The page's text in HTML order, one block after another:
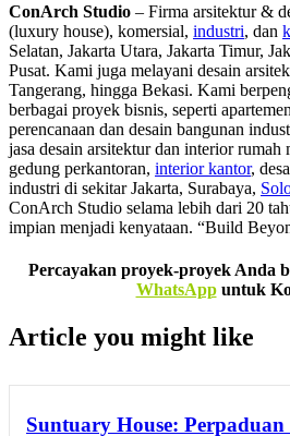
ConArch Studio – Firma arsitektur &
(luxury house), komersial, industri, dan
Selatan, Jakarta Utara, Jakarta Timur,
Pusat. Kami juga melayani desain
Tangerang, hingga Bekasi. Kami
berbagai proyek bisnis, seperti
perencanaan dan desain bangunan
jasa desain arsitektur dan interior
gedung perkantoran, interior kantor,
industri di sekitar Jakarta, Surabaya,
ConArch Studio selama lebih dari 20
impian menjadi kenyataan. “Build
Percayakan proyek-proyek Anda
WhatsApp untuk
Article you might like
Suntuary House: